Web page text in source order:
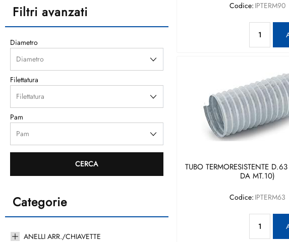
Filtri avanzati
Diametro
Filettatura
Pam
Categorie
ANELLI ARR./CHIAVETTE
Codice: IPTERM90
TUBO TERMORESISTENTE
DA MT.10)
Codice: IPTERM63